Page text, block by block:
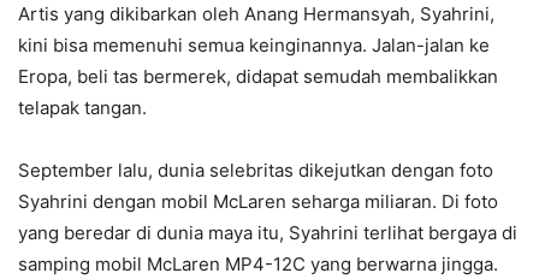
Artis yang dikibarkan oleh Anang Hermansyah, Syahrini,
kini bisa memenuhi semua keinginannya. Jalan-jalan ke
Eropa, beli tas bermerek, didapat semudah membalikkan
telapak tangan.
September lalu, dunia selebritas dikejutkan dengan foto
Syahrini dengan mobil McLaren seharga miliaran. Di foto
yang beredar di dunia maya itu, Syahrini terlihat bergaya di
samping mobil McLaren MP4-12C yang berwarna jingga.